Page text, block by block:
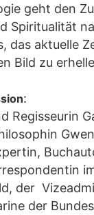
geht den
Spiritualität
das aktuelle
Bild zu
:
Regisseurin
der
der